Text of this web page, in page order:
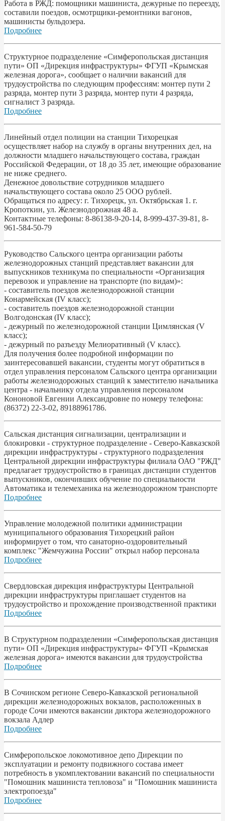
Работа в РЖД: помощники машиниста, дежурные по переезду,
составили поездов, осмотрщики-ремонтники вагонов,
машинисты бульдозера.
Подробнее
Структурное подразделение «Симферопольская дистанция
пути» ОП «Дирекция инфраструктуры» ФГУП «Крымская
железная дорога», сообщает о наличии вакансий для
трудоустройства по следующим профессиям: монтер пути 2
разряда, монтер пути 3 разряда, монтер пути 4 разряда,
сигналист 3 разряда.
Подробнее
Линейный отдел полиции на станции Тихорецкая
осуществляет набор на службу в органы внутренних дел, на
должности младшего начальствующего состава, граждан
Российской Федерации, от 18 до 35 лет, имеющие образование
не ниже среднего.
Денежное довольствие сотрудников младшего
начальствующего состава около 25 ООО рублей.
Обращаться по адресу: г. Тихорецк, ул. Октябрьская 1. г.
Кропоткин, ул. Железнодорожная 48 а.
Контактные телефоны: 8-86138-9-20-14, 8-999-437-39-81, 8-
961-584-50-79
Руководство Сальского центра организации работы
железнодорожных станций представляет вакансии для
выпускников техникума по специальности «Организация
перевозок и управление на транспорте (по видам)»:
- составитель поездов железнодорожной станции
Конармейская (IV класс);
- составитель поездов железнодорожной станции
Волгодонская (IV класс);
- дежурный по железнодорожной станции Цимлянская (V
класс);
- дежурный по разъезду Мелиоративный (V класс).
Для получения более подробной информации по
заинтересовавшей вакансии, студенты могут обратиться в
отдел управления персоналом Сальского центра организации
работы железнодорожных станций к заместителю начальника
центра - начальнику отдела управления персоналом
Кононовой Евгении Александровне по номеру телефона:
(86372) 22-3-02, 89188961786.
Сальская дистанция сигнализации, централизации и
блокировки - структурное подразделение - Северо-Кавказской
дирекции инфраструктуры - структурного подразделения
Центральной дирекции инфраструктуры филиала ОАО "РЖД"
предлагает трудоустройство в границах дистанции студентов
выпускников, окончивших обучение по специальности
Автоматика и телемеханика на железнодорожном транспорте
Подробнее
Управление молодежной политики администрации
муниципального образования Тихорецкий район
информирует о том, что санаторно-оздоровительный
комплекс "Жемчужина России" открыл набор персонала
Подробнее
Свердловская дирекция инфраструктуры Центральной
дирекции инфраструктуры приглашает студентов на
трудоустройство и прохождение производственной практики
Подробнее
В Структурном подразделении «Симферопольская дистанция
пути» ОП «Дирекция инфраструктуры» ФГУП «Крымская
железная дорога» имеются вакансии для трудоустройства
Подробнее
В Сочинском регионе Северо-Кавказской региональной
дирекции железнодорожных вокзалов, расположенных в
городе Сочи имеются вакансии диктора железнодорожного
вокзала Адлер
Подробнее
Симферопольское локомотивное депо Дирекции по
эксплуатации и ремонту подвижного состава имеет
потребность в укомплектовании вакансий по специальности
"Помошник машиниста тепловоза" и "Помошник машиниста
электропоезда"
Подробнее